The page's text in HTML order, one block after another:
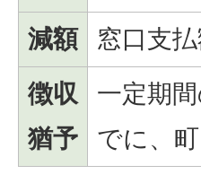
減額
窓口支
徴収
猶予
一定期
でに、